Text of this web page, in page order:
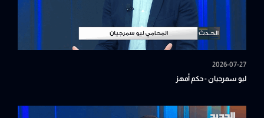
2026-07-27
ليو سمرجيان - حكم أمهز